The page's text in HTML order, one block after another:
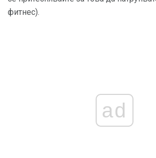
фитнес).
ad